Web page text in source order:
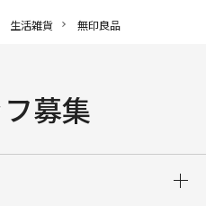
生活雑貨 無印良品
募集